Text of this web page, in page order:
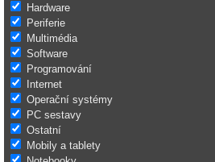
Hardware
Periferie
Multimédia
Software
Programování
Internet
Operační systémy
PC sestavy
Ostatní
Mobily a tablety